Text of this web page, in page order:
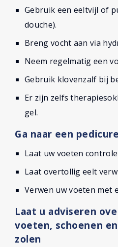
Gebruik een eeltvijl of
douche).
Breng vocht aan via
Neem regelmatig een
Gebruik klovenzalf bij
Er zijn zelfs
gel.
Ga naar een pedicure
Laat uw voeten
Laat overtollig eelt
Verwen uw voeten met
Laat u adviseren
voeten, schoenen
zolen